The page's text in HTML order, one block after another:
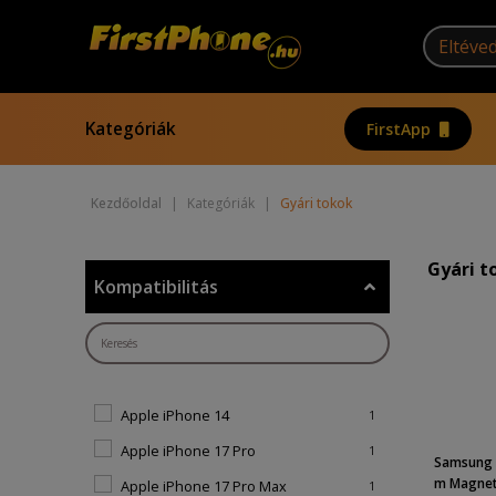
Kategóriák FirstApp
Kezdőoldal | Kategóriák | Gyári tokok
Kompatibilitás
Apple iPhone 14 1
Apple iPhone 17 Pro 1
Apple iPhone 17 Pro Max 1
Gyári
Samsung
m